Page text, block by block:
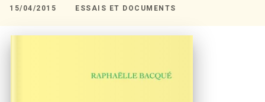
15/04/2015 ESSAIS ET DOCUMENTS